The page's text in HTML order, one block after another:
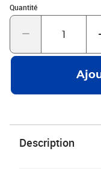
Quantité
Quantité : 1
Description